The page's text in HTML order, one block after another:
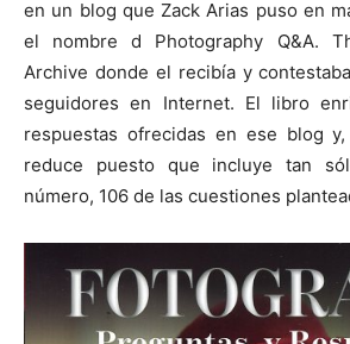
en un blog que Zack Arias puso en
el nombre d Photography Q&A.
Archive donde el recibía y
seguidores en Internet. El libro
respuestas ofrecidas en ese blog
reduce puesto que incluye tan
número, 106 de las cuestiones